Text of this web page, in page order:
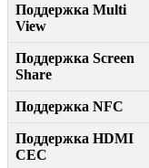
Поддержка Multi
View
Поддержка Screen
Share
Поддержка NFC
Поддержка HDMI
CEC